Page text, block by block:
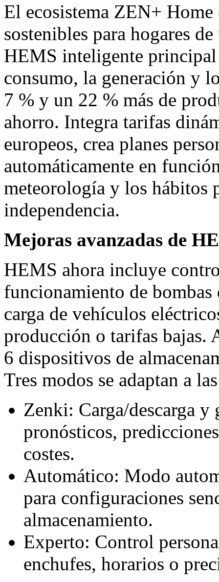
El ecosistema ZEN+
sostenibles para hogares
HEMS inteligente
consumo, la generación y
7 % y un 22 % más de
ahorro. Integra tarifas
europeos, crea planes
automáticamente en
meteorología y los hábitos
independencia.
Mejoras avanzadas de
HEMS ahora incluye
funcionamiento de
carga de vehículos
producción o tarifas bajas.
6 dispositivos de
Tres modos se adaptan a
Zenki: Carga/descarga y
pronósticos,
costes.
Automático: Modo
para configuraciones
almacenamiento.
Experto: Control
enchufes, horarios o